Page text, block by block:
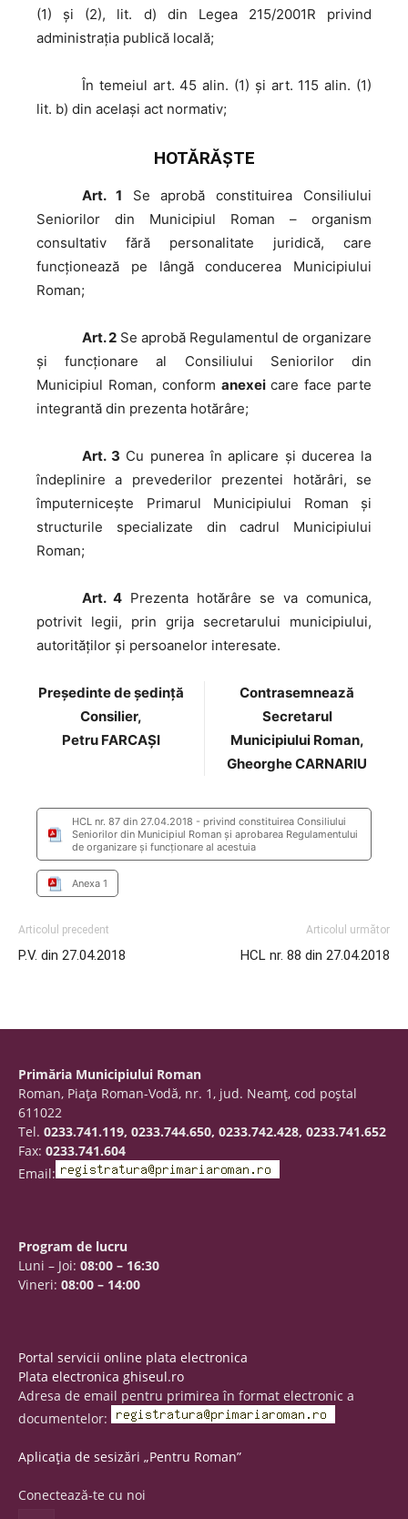
(1) și (2), lit. d) din Legea 215/2001R privind
administraţia publică locală;
În temeiul art. 45 alin. (1) şi art. 115 alin. (1)
lit. b) din acelaşi act normativ;
HOTĂRĂŞTE
Art. 1 Se aprobă constituirea Consiliului
Seniorilor din Municipiul Roman – organism
consultativ fără personalitate juridică, care
funcţionează pe lângă conducerea Municipiului
Roman;
Art. 2 Se aprobă Regulamentul de organizare
și funcționare al Consiliului Seniorilor din
Municipiul Roman, conform anexeicare face parte
integrantă din prezenta hotărâre;
Art. 3 Cu punerea în aplicare și ducerea la
îndeplinire a prevederilor prezentei hotărâri, se
împuternicește Primarul Municipiului Roman și
structurile specializate din cadrul Municipiului
Roman;
Art. 4 Prezenta hotărâre se va comunica,
potrivit legii, prin grija secretarului municipiului,
autorităţilor şi persoanelor interesate.
Preşedinte de şedinţă
Consilier,
Petru FARCAȘI
Contrasemnează
Secretarul
Municipiului Roman,
Gheorghe CARNARIU
HCL nr. 87 din 27.04.2018 - privind constituirea Consiliului
Seniorilor din Municipiul Roman și aprobarea Regulamentului
de organizare și funcționare al acestuia
Anexa 1
Articolul precedent
P.V. din 27.04.2018
Articolul următor
HCL nr. 88 din 27.04.2018
Primăria Municipiului Roman
Roman, Piaţa Roman-Vodă, nr. 1, jud. Neamţ, cod poştal
611022
Tel. 0233.741.119, 0233.744.650, 0233.742.428, 0233.741.652
Fax: 0233.741.604
Email:
Program de lucru
Luni – Joi: 08:00 – 16:30
Vineri: 08:00 – 14:00
Portal servicii online plata electronica
Plata electronica ghiseul.ro
Adresa de email pentru primirea în format electronic a
documentelor:
Aplicația de sesizări „Pentru Roman”
Conectează-te cu noi